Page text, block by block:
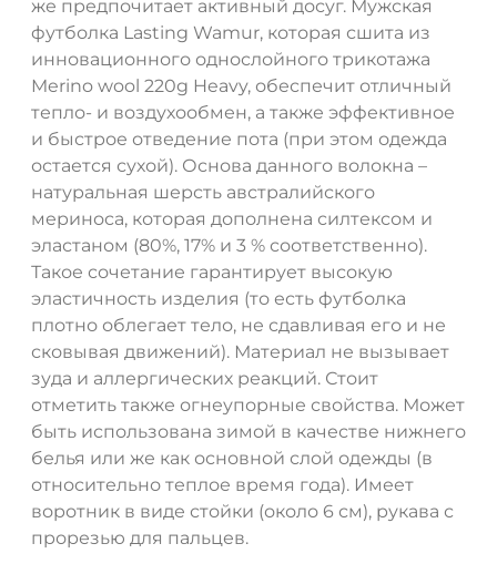
же предпочитает активный досуг. Мужская
футболка Lasting Wamur, которая сшита из
инновационного однослойного трикотажа
Merino wool 220g Heavy, обеспечит отличный
тепло- и воздухообмен, а также эффективное
и быстрое отведение пота (при этом одежда
остается сухой). Основа данного волокна –
натуральная шерсть австралийского
мериноса, которая дополнена силтексом и
эластаном (80%, 17% и 3 % соответственно).
Такое сочетание гарантирует высокую
эластичность изделия (то есть футболка
плотно облегает тело, не сдавливая его и не
сковывая движений). Материал не вызывает
зуда и аллергических реакций. Стоит
отметить также огнеупорные свойства. Может
быть использована зимой в качестве нижнего
белья или же как основной слой одежды (в
относительно теплое время года). Имеет
воротник в виде стойки (около 6 см), рукава с
прорезью для пальцев.
ДА НЕТ